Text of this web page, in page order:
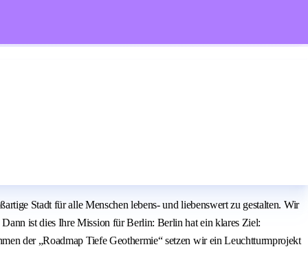
Stadt für alle Menschen lebens- und liebenswert zu gestalten. Wir
ist dies Ihre Mission für Berlin: Berlin hat ein klares Ziel:
der „Roadmap Tiefe Geothermie“ setzen wir ein Leuchtturmprojekt